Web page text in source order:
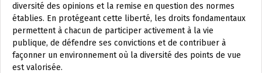
diversité des opinions et la remise en question des normes
établies. En protégeant cette liberté, les droits fondamentaux
permettent à chacun de participer activement à la vie
publique, de défendre ses convictions et de contribuer à
façonner un environnement où la diversité des points de vue
est valorisée.